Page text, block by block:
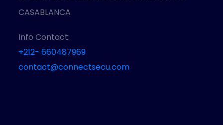
CASABLANCA
Info Contact:
+212- 660487969
contact@connectsecu.com